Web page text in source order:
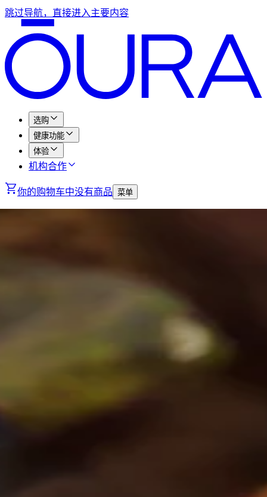
跳过导航，直接进入主要内容
选购
健康功能
体验
机构合作
你的购物车中没有商品 菜单